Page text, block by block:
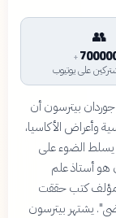
👥
+
على يوتيوب
2026، كشفت ابنة جوردان بيترسون أن
وأعراض الأكاسيا،
الضوء على
هو أستاذ علم
كتب حققت
للفوضى". يشتهر بيترسون